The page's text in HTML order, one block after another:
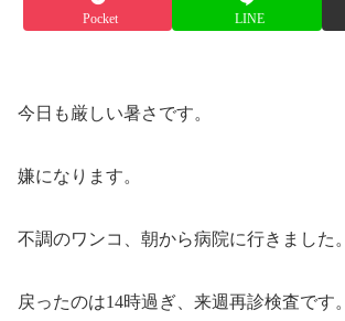
Pocket LINE
今日も厳しい暑さです。
嫌になります。
不調のワンコ、朝から病院に行きました。
戻ったのは14時過ぎ、来週再診検査です。